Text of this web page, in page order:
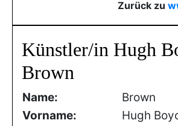
Zurück zu
Künstler/in Hugh
Brown
Name:
Brown
Vorname:
Hugh